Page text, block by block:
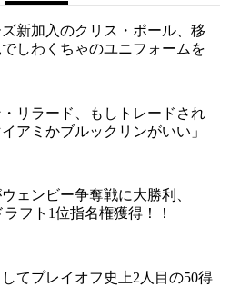
新加入のクリス・ポール、移
しわくちゃのユニフォームを
リラード、もしトレードされ
アミかブルックリンがいい」
ェンビー争奪戦に大勝利、
フト1位指名権獲得！！
てプレイオフ史上2人目の50得